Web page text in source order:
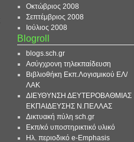
Οκτώβριος 2008
Σεπτέμβριος 2008
Ιούλιος 2008
Blogroll
blogs.sch.gr
Ασύγχρονη τηλεκπαίδευση
Βιβλιοθήκη Εκπ.Λογισμικού ΕΛ/
ΛΑΚ
ΔΙΕΥΘΥΝΣΗ ΔΕΥΤΕΡΟΒΑΘΜΙΑΣ
ΕΚΠΑΙΔΕΥΣΗΣ Ν.ΠΕΛΛΑΣ
Δικτυακή πύλη sch.gr
Εκπ/κό υποστηρικτικό υλικό
Ηλ. περιοδικό e-Emphasis